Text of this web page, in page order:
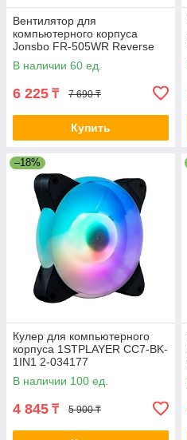
Вентилятор для
компьютерного корпуса
Jonsbo FR-505WR Reverse
White 2-032391 FR-505WR
White
В наличии 60 ед.
6 225 ₸ 7 690 ₸
Купить
–18%
Кулер для компьютерного
корпуса 1STPLAYER CC7-BK-
1IN1 2-034177
В наличии 100 ед.
4 845 ₸ 5 900 ₸